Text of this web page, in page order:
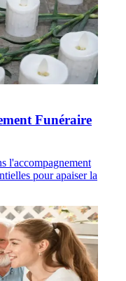
Funéraire
l'accompagnement
pour apaiser la